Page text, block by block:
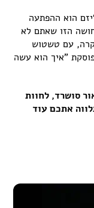
הוא ההפתעה
הזו שאתם לא
קרה, עם טשטוש
"איך הוא עשה
סושרד, לחוות
אתכם עוד